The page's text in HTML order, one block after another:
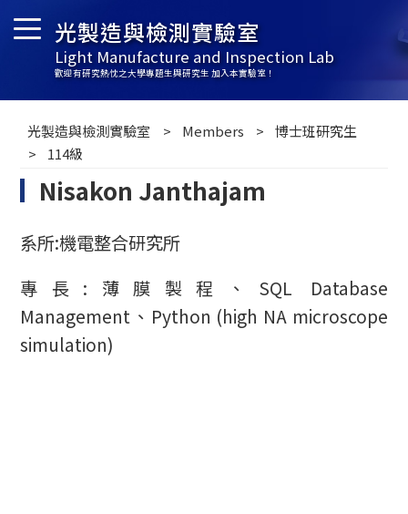
光製造與檢測實驗室
Light Manufacture and Inspection Lab
歡迎有研究熱忱之大學專題生與研究生 加入本實驗室！
光製造與檢測實驗室 Members
博士班研究生
114級
Nisakon Janthajam
系所:機電整合研究所
專長:薄膜製程、SQL Database
Management、Python (high NA microscope
simulation)